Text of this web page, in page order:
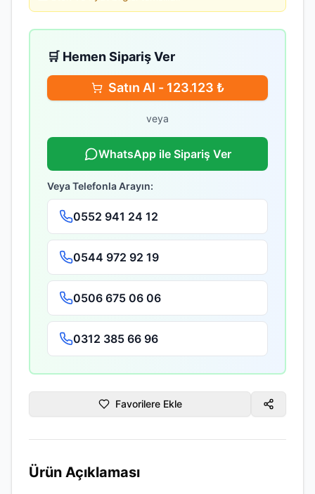
🛒 Hemen Sipariş Ver
Satın Al - 123.123 ₺
veya
WhatsApp ile Sipariş Ver
Veya Telefonla Arayın:
0552 941 24 12
0544 972 92 19
0506 675 06 06
0312 385 66 96
Favorilere Ekle
Ürün Açıklaması